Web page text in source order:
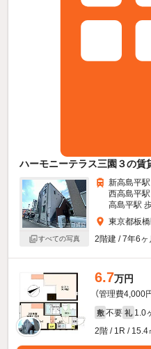
ハーモニーテラス三園３の賃
すべての写真
新高島平
西高島平
高島平駅
東京都板
2階建 / 7年6ヶ
6.7万円
（管理費4,000円
敷 不要 礼 1.0
2階 / 1R / 15.4